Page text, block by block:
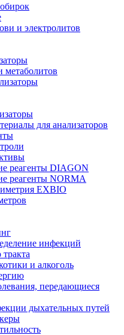
и электролитов
метаболитов
для анализаторов
реагенты DIAGON
реагенты NORMA
EXBIO
инфекций
и алкоголь
передающиеся
дыхательных путей